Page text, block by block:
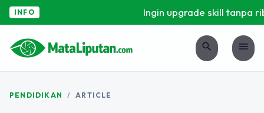
INFO Ingin upgrade skill tanpa
search menu
PENDIDIKAN / ARTICLE